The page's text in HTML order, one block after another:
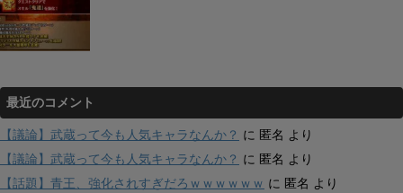
最近のコメント
【議論】武蔵って今も人気キャラなんか？ に 匿名 より
【議論】武蔵って今も人気キャラなんか？ に 匿名 より
【話題】青王、強化されすぎだろｗｗｗｗｗｗ に 匿名 より